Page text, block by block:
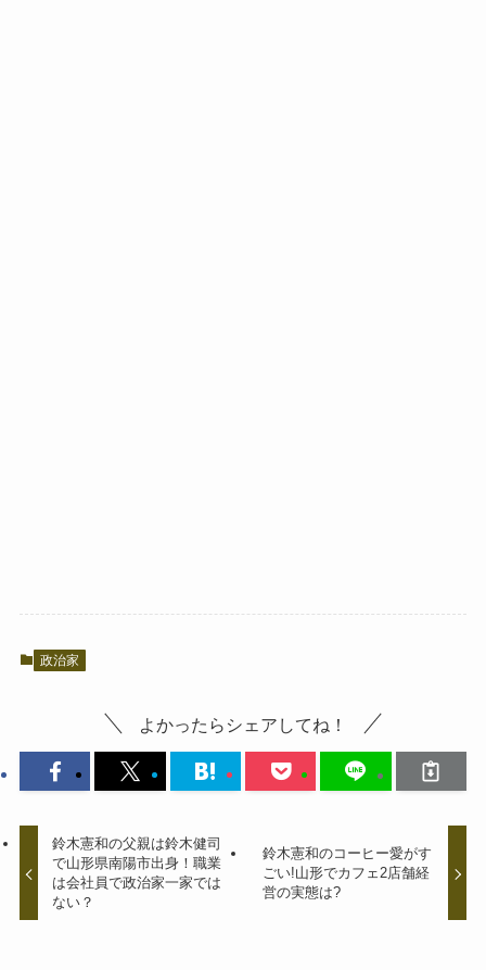
政治家
よかったらシェアしてね！
鈴木憲和の父親は鈴木健司
で山形県南陽市出身！職業
は会社員で政治家一家では
ない？
鈴木憲和のコーヒー愛がす
ごい!山形でカフェ2店舗経
営の実態は?